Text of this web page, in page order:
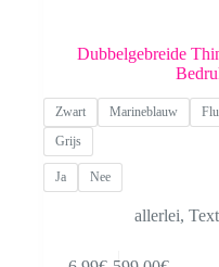
Dubbelgebreide
Zwart Marineblauw
Grijs
Ja Nee
allerlei,